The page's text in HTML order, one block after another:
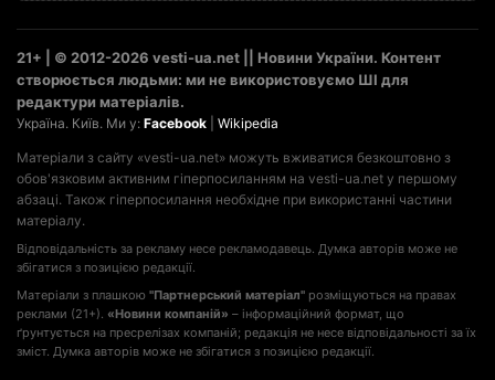
21+ | © 2012-2026 vesti-ua.net || Новини України. Контент
створюється людьми: ми не використовуємо ШІ для
редактури матеріалів.
Україна. Київ. Ми у: Facebook Wikipedia
Матеріали з сайту «vesti-ua.net» можуть вживатися безкоштовно з
обов'язковим активним гіперпосиланням на vesti-ua.net у першому
абзаці. Також гіперпосилання необхідне при використанні частини
матеріалу.
Відповідальність за рекламу несе рекламодавець. Думка авторів може не
збігатися з позицією редакції.
Матеріали з плашкою "Партнерський матеріал" розміщуються на правах
реклами (21+). «Новини компаній» – інформаційний формат, що
ґрунтується на пресрелізах компаній; редакція не несе відповідальності за їх
зміст. Думка авторів може не збігатися з позицією редакції.